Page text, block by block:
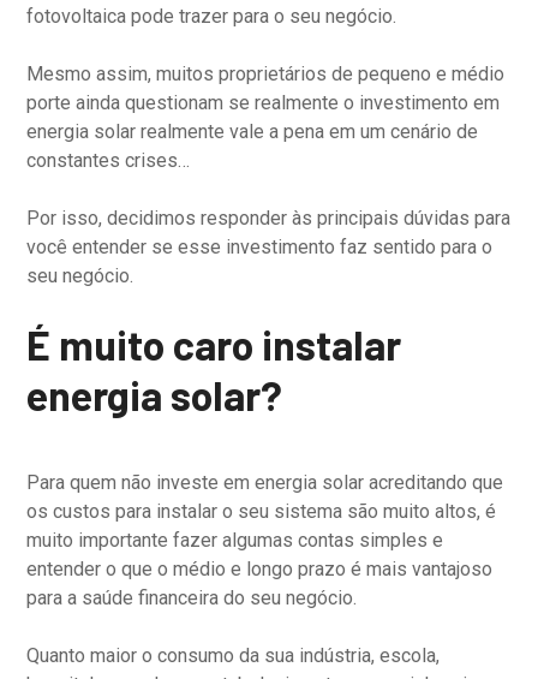
fotovoltaica pode trazer para o seu negócio.
Mesmo assim, muitos proprietários de pequeno e médio
porte ainda questionam se realmente o investimento em
energia solar realmente vale a pena em um cenário de
constantes crises…
Por isso, decidimos responder às principais dúvidas para
você entender se esse investimento faz sentido para o
seu negócio.
É muito caro instalar
energia solar?
Para quem não investe em energia solar acreditando que
os custos para instalar o seu sistema são muito altos, é
muito importante fazer algumas contas simples e
entender o que o médio e longo prazo é mais vantajoso
para a saúde financeira do seu negócio.
Quanto maior o consumo da sua indústria, escola,